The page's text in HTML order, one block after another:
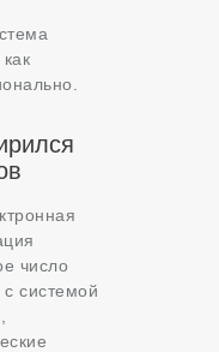
число
системой